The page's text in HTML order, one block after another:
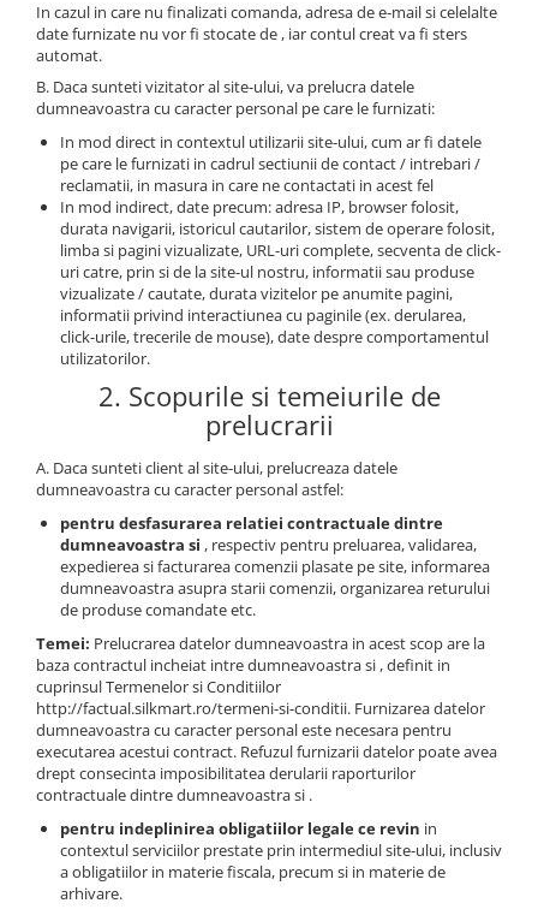
In cazul in care nu finalizati comanda, adresa de e-mail si celelalte
date furnizate nu vor fi stocate de , iar contul creat va fi sters
automat.
B. Daca sunteti vizitator al site-ului, va prelucra datele
dumneavoastra cu caracter personal pe care le furnizati:
In mod direct in contextul utilizarii site-ului, cum ar fi datele
pe care le furnizati in cadrul sectiunii de contact / intrebari /
reclamatii, in masura in care ne contactati in acest fel
In mod indirect, date precum: adresa IP, browser folosit,
durata navigarii, istoricul cautarilor, sistem de operare folosit,
limba si pagini vizualizate, URL-uri complete, secventa de click-
uri catre, prin si de la site-ul nostru, informatii sau produse
vizualizate / cautate, durata vizitelor pe anumite pagini,
informatii privind interactiunea cu paginile (ex. derularea,
click-urile, trecerile de mouse), date despre comportamentul
utilizatorilor.
2. Scopurile si temeiurile de
prelucrarii
A. Daca sunteti client al site-ului, prelucreaza datele
dumneavoastra cu caracter personal astfel:
pentru desfasurarea relatiei contractuale dintre
dumneavoastra si , respectiv pentru preluarea, validarea,
expedierea si facturarea comenzii plasate pe site, informarea
dumneavoastra asupra starii comenzii, organizarea returului
de produse comandate etc.
Temei: Prelucrarea datelor dumneavoastra in acest scop are la
baza contractul incheiat intre dumneavoastra si , definit in
cuprinsul Termenelor si Conditiilor
http://factual.silkmart.ro/termeni-si-conditii. Furnizarea datelor
dumneavoastra cu caracter personal este necesara pentru
executarea acestui contract. Refuzul furnizarii datelor poate avea
drept consecinta imposibilitatea derularii raporturilor
contractuale dintre dumneavoastra si .
pentru indeplinirea obligatiilor legale ce revin in
contextul serviciilor prestate prin intermediul site-ului, inclusiv
a obligatiilor in materie fiscala, precum si in materie de
arhivare.